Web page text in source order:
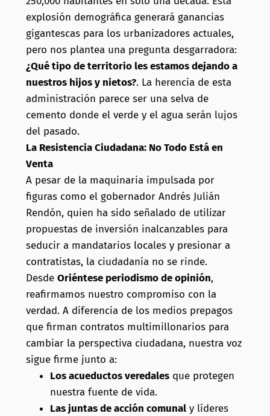
explosión demográfica generará ganancias
gigantescas para los urbanizadores actuales,
pero nos plantea una pregunta desgarradora:
¿Qué tipo de territorio les estamos dejando a
nuestros hijos y nietos?. La herencia de esta
administración parece ser una selva de
cemento donde el verde y el agua serán lujos
del pasado.
La Resistencia Ciudadana: No Todo Está en
Venta
A pesar de la maquinaria impulsada por
figuras como el gobernador Andrés Julián
Rendón, quien ha sido señalado de utilizar
propuestas de inversión inalcanzables para
seducir a mandatarios locales y presionar a
contratistas, la ciudadanía no se rinde.
Desde Oriéntese periodismo de opinión,
reafirmamos nuestro compromiso con la
verdad. A diferencia de los medios prepagos
que firman contratos multimillonarios para
cambiar la perspectiva ciudadana, nuestra voz
sigue firme junto a:
Los acueductos veredalesque protegen
nuestra fuente de vida.
Las juntas de acción comunaly líderes